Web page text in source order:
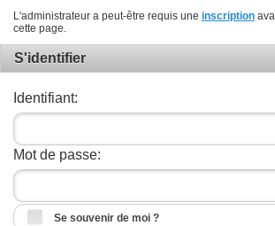
L'administrateur a peut-être requis une inscription
cette page.
S'identifier
Identifiant:
Mot de passe:
Se souvenir de moi ?